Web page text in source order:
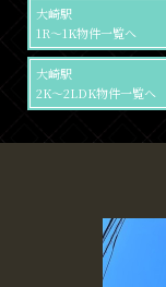
大崎駅
1R～1K物件一覧へ
大崎駅
2K～2LDK物件一覧へ